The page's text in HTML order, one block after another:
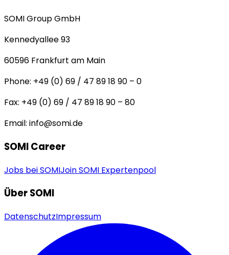
SOMI Group GmbH
Kennedyallee 93
60596 Frankfurt am Main
Phone: +49 (0) 69 / 47 89 18 90 – 0
Fax: +49 (0) 69 / 47 89 18 90 – 80
Email: info@somi.de
SOMI Career
Jobs bei SOMIJoin SOMI Expertenpool
Über SOMI
DatenschutzImpressum